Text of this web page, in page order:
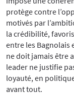
protège contre
motivés par
la crédibilité,
entre les Bagnolais
ne doit jamais être
leader ne justifie
loyauté, en
avant tout.